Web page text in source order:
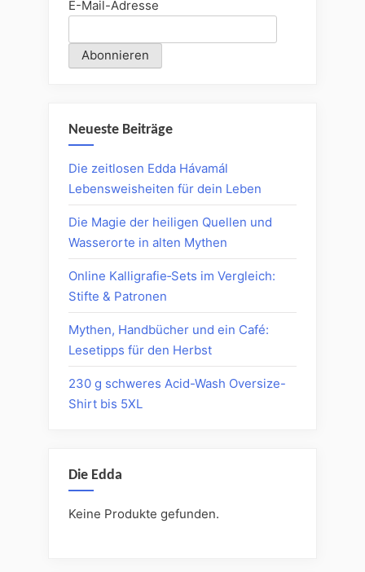
E-Mail-Adresse
Neueste Beiträge
Die zeitlosen Edda Hávamál
Lebensweisheiten für dein Leben
Die Magie der heiligen Quellen und
Wasserorte in alten Mythen
Online Kalligrafie‑Sets im Vergleich:
Stifte & Patronen
Mythen, Handbücher und ein Café:
Lesetipps für den Herbst
230 g schweres Acid-Wash Oversize-
Shirt bis 5XL
Die Edda
Keine Produkte gefunden.